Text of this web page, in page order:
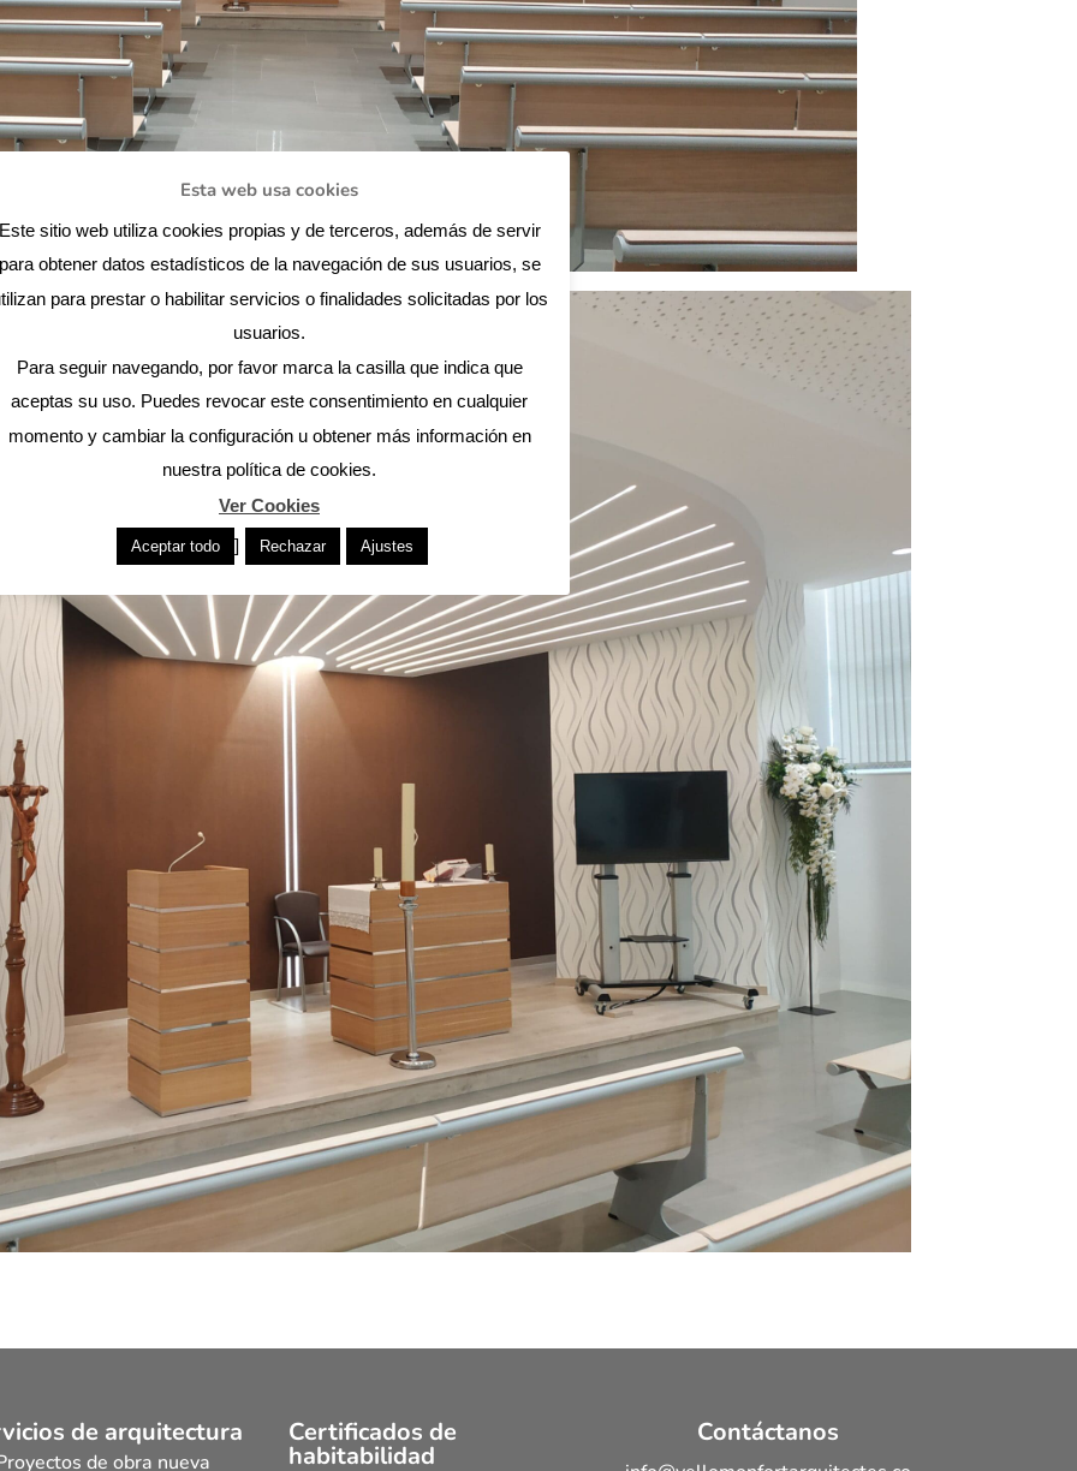
de arquitectura
de obra nueva
Certificados de
habitabilidad
Contáctanos
Esta web usa cookies
sitio web utiliza cookies propias y de terceros, además de servir
obtener datos estadísticos de la navegación de sus usuarios, se
para prestar o habilitar servicios o finalidades solicitadas por los
usuarios.
Para seguir navegando, por favor marca la casilla que indica que
aceptas su uso. Puedes revocar este consentimiento en cualquier
momento y cambiar la configuración u obtener más información en
nuestra política de cookies.
Ver Cookies
Aceptar todo ] Rechazar Ajustes